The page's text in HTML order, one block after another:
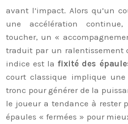
avant l’impact. Alors qu’un
une accélération
toucher, un «
traduit par un ralentissement
indice est lafixité des
court classique implique
tronc pour générer de la
le joueur a tendance à rester
épaules « fermées » pour